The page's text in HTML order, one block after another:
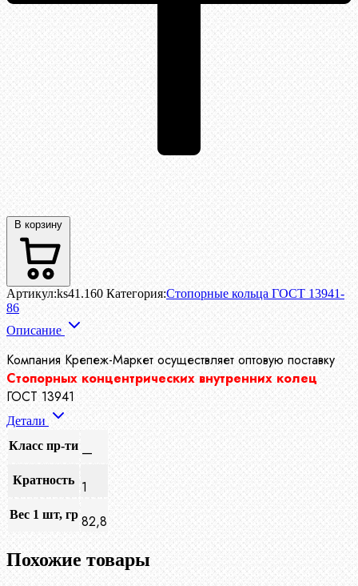
В корзину
Артикул:ks41.160 Категория:Стопорные кольца ГОСТ 13941-
86
Описание
Компания Крепеж-Маркет осуществляет оптовую поставку
Стопорных концентрических внутренних колец
ГОСТ 13941
Детали
Класс пр-ти —
Кратность 1
Вес 1 шт, гр 82,8
Похожие товары